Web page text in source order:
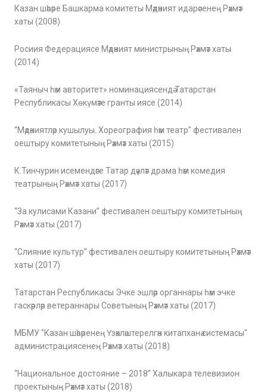
Казан шәһәре Башкарма комитеты Мәдәният идарәсенең Рәхмәт
хаты (2008)
Росиия Федерациясе Мәдәният министрының Рәхмәт хаты
(2014)
«Таяныч һәм авторитет» номинациясендә Татарстан
Республикасы Хөкүмәте гранты иясе (2014)
“Мәдәниятләр кушылуы. Хореография һәм театр" фестивален
оештыру комитетының Рәхмәт хаты (2015)
К.Тинчурин исемендәге Татар дәүләт драма һәм комедия
театрының Рәхмәт хаты (2017)
“За кулисами Казани” фестивален оештыру комитетының
Рәхмәт хаты (2017)
“Слияние культур” фестивален оештыру комитетының Рәхмәт
хаты (2017)
Татарстан Республикасы Эчке эшләр органнары һәм эчке
гаскәрләр ветераннары Советының Рәхмәт хаты (2017)
МБМУ "Казан шәһәренең Үзәкләштерелгән китапханә системасы"
администрациясенең Рәхмәт хаты (2018)
“Национальное достояние – 2018” Халыкара телевизион
проектының Рәхмәт хаты (2018)